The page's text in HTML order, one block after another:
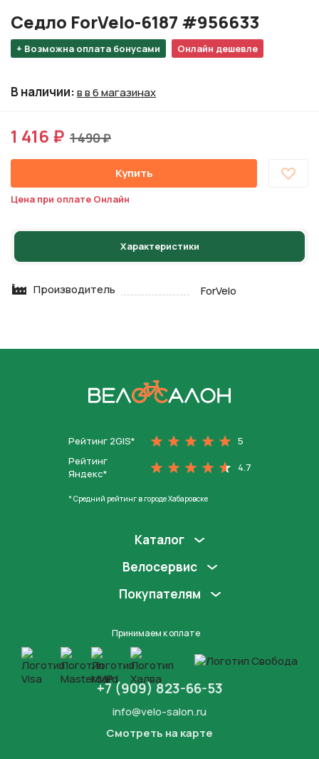
+ Возможна оплата бонусами Онлайн дешевле
Седло ForVelo-6187 #956633
В наличии:в в 6 магазинах
1 416 ₽ 1 490 ₽
Купить
Цена при оплате Онлайн
Характеристики
Производитель ForVelo
Рейтинг 2GIS*
5
Рейтинг
Яндекс*
4.7
* Средний рейтинг в городе Хабаровске
Каталог
Велосервис
Покупателям
Принимаем к оплате
+7 (909) 823-66-53
info@velo-salon.ru
Смотреть на карте